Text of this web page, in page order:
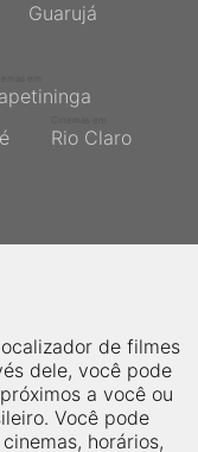
Guarujá
Rio Claro
de filmes
dele, você pode
a você ou
Você pode
horários,